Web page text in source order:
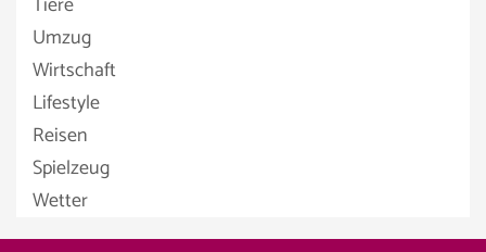
Umzug
Wirtschaft
Lifestyle
Reisen
Spielzeug
Wetter